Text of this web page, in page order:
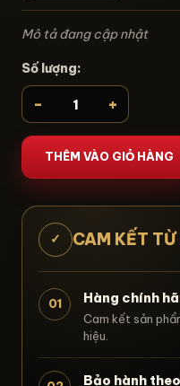
Mô tả đang cập nhật
Số lượng:
- +
THÊM VÀO GIỎ HÀNG
✓ CAM KẾT TỪ
01 Hàng chính
Cam kết sản
hiệu.
Bảo hành